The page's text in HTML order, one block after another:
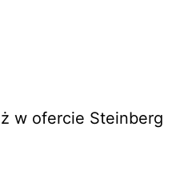
w ofercie Steinberg